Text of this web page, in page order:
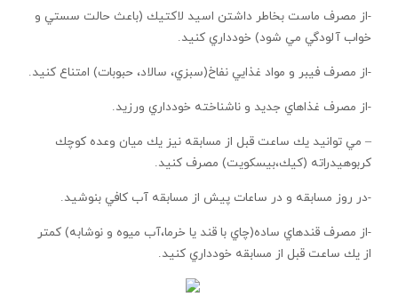
-از مصرف ماست بخاطر داشتن اسيد لاكتيك (باعث حالت سستي و
خواب آلودگي مي شود) خودداري كنيد.
-از مصرف فيبر و مواد غذايي نفاخ(سبزي، سالاد، حبوبات) امتناع كنيد.
-از مصرف غذاهاي جديد و ناشناخته خودداري ورزيد.
– مي توانيد يك ساعت قبل از مسابقه نيز يك ميان وعده كوچك
كربوهيدراته (كيك،بيسكويت) مصرف كنيد.
-در روز مسابقه و در ساعات پيش از مسابقه آب كافي بنوشيد.
-از مصرف قندهاي ساده(چاي با قند يا خرما،آب ميوه و نوشابه) كمتر
از يك ساعت قبل از مسابقه خودداري كنيد.